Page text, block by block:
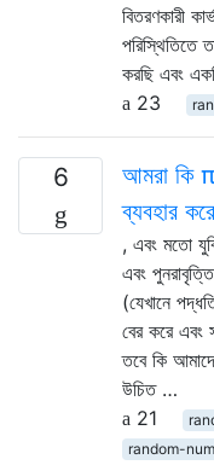
বিতরণকারী
পরিস্থিতিতে
করছি এবং
23
6
আমরা কি
ব্যবহার
, এবং মতো
এবং
(যেখানে
বের করে এবং
তবে কি
উচিত …
21
random-